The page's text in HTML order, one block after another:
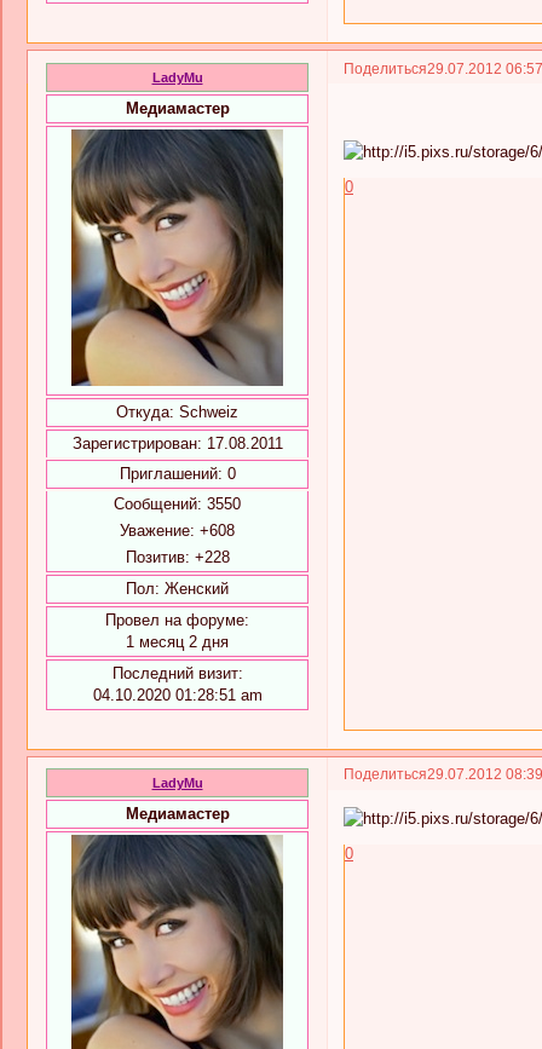
Поделиться29.07.2012
LadyMu
Медиамастер
Откуда: Schweiz
Зарегистрирован: 17.08.2011
Приглашений: 0
Сообщений: 3550
Уважение: +608
Позитив: +228
Пол: Женский
Провел на форуме:
1 месяц 2 дня
Последний визит:
04.10.2020 01:28:51 am
0
Поделиться29.07.2012
LadyMu
Медиамастер
0